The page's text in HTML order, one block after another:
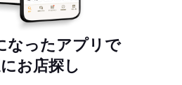
なったアプリで
お店探し